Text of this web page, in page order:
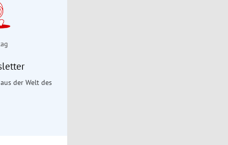
der Welt des